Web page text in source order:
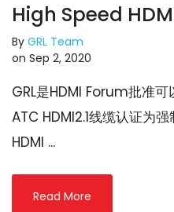
High Speed
By GRL Team
on Sep 2, 2020
GRL是HDMI Forum批准可
ATC HDMI2.1线缆认证为
HDMI ...
Read More